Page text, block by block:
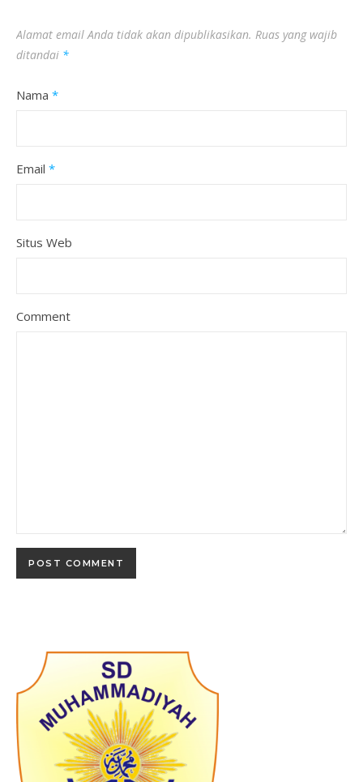
Alamat email Anda tidak akan dipublikasikan. Ruas yang wajib
ditandai *
Nama *
Email *
Situs Web
Comment